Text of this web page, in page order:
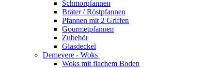
Schmorpfannen
Bräter / Röstpfannen
Pfannen mit 2 Griffen
Gourmetpfannen
Zubehör
Glasdeckel
Demeyere - Woks
Woks mit flachem Boden